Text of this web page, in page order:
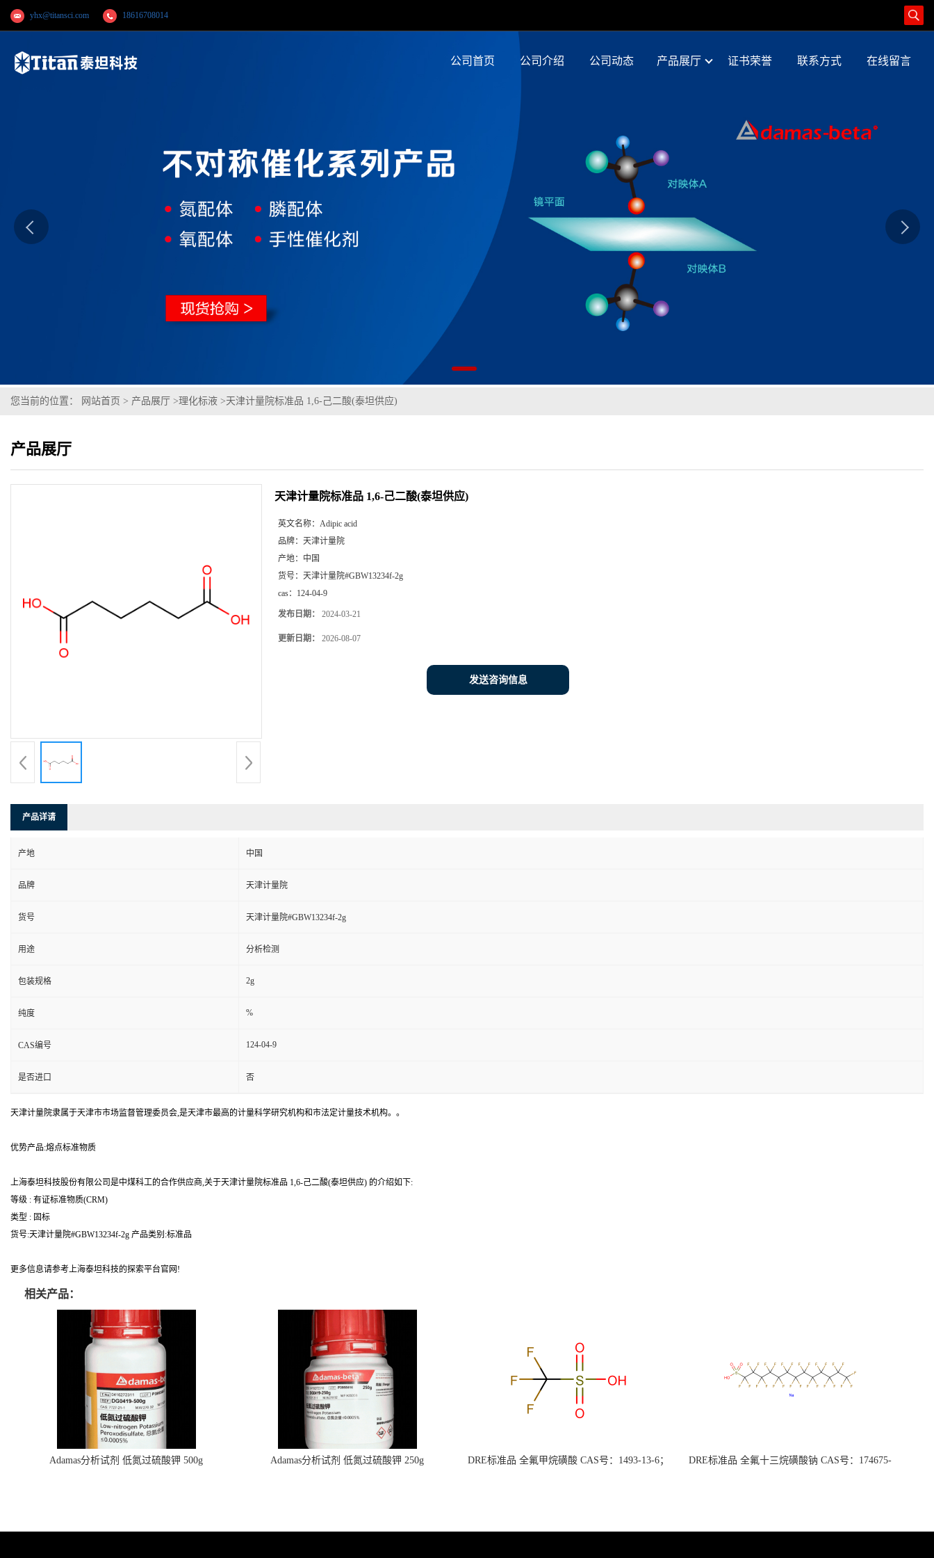
yhx@titansci.com 18616708014
公司首页 公司介绍 公司动态 产品展厅 证书荣誉 联系方式 在线留言
您当前的位置： 网站首页 > 产品展厅 >理化标液 >天津计量院标准品 1,6-己二酸(泰坦供应)
产品展厅
天津计量院标准品 1,6-己二酸(泰坦供应)
英文名称： Adipic acid
品牌： 天津计量院
产地： 中国
货号： 天津计量院#GBW13234f-2g
cas： 124-04-9
发布日期： 2024-03-21
更新日期： 2026-08-07
发送咨询信息
产品详请
产地 中国
品牌 天津计量院
货号 天津计量院#GBW13234f-2g
用途 分析检测
包装规格 2g
纯度 %
CAS编号 124-04-9
是否进口 否
天津计量院隶属于天津市市场监督管理委员会,是天津市最高的计量科学研究机构和市法定计量技术机构。。
优势产品:熔点标准物质
上海泰坦科技股份有限公司是中煤科工的合作供应商,关于天津计量院标准品 1,6-己二酸(泰坦供应) 的介绍如下:
等级 : 有证标准物质(CRM)
类型 : 固标
货号:天津计量院#GBW13234f-2g 产品类别:标准品
更多信息请参考上海泰坦科技的探索平台官网!
相关产品：
Adamas分析试剂 低氮过硫酸钾 500g
Adamas分析试剂 低氮过硫酸钾 250g
DRE标准品 全氟甲烷磺酸 CAS号：1493-13-6；
DRE标准品 全氟十三烷磺酸钠 CAS号：174675-